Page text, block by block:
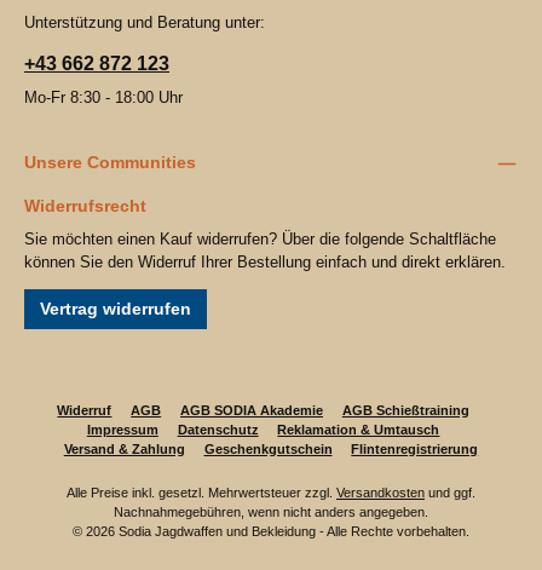
Unterstützung und Beratung unter:
+43 662 872 123
Mo-Fr 8:30 - 18:00 Uhr
Unsere Communities
Widerrufsrecht
Sie möchten einen Kauf widerrufen? Über die folgende Schaltfläche
können Sie den Widerruf Ihrer Bestellung einfach und direkt erklären.
Vertrag widerrufen
Widerruf AGB AGB SODIA Akademie
AGB Schießtraining
Impressum
Datenschutz
Reklamation & Umtausch
Versand & Zahlung
Geschenkgutschein Flintenregistrierung
Alle Preise inkl. gesetzl. Mehrwertsteuer zzgl. Versandkosten und ggf.
Nachnahmegebühren, wenn nicht anders angegeben.
© 2026 Sodia Jagdwaffen und Bekleidung - Alle Rechte vorbehalten.